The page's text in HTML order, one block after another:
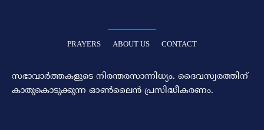
PRAYERS ABOUT US CONTACT
സഭാവാര്‍ത്തകളുടെ നിരന്തരസാന്നിധ്യം. ദൈവസ്വരത്തിന്‌
കാതുകൊടുക്കുന്ന ഓണ്‍ലൈന്‍ പ്രസിദ്ധീകരണം.